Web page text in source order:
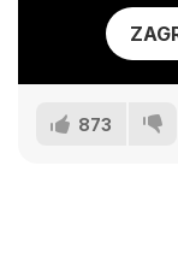
873